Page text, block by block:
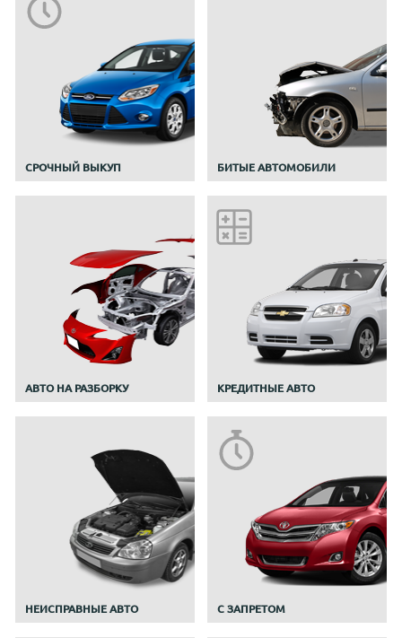
CРОЧНЫЙ ВЫКУП БИТЫЕ АВТОМОБИЛИ
АВТО НА РАЗБОРКУ КРЕДИТНЫЕ АВТО
НЕИСПРАВНЫЕ АВТО С ЗАПРЕТОМ